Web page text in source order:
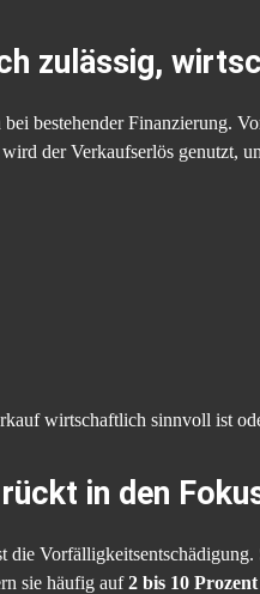
zulässig,
bestehender Finanzierung.
der Verkaufserlös genutzt,
wirtschaftlich sinnvoll ist
in den
sie häufig auf2 bis 10